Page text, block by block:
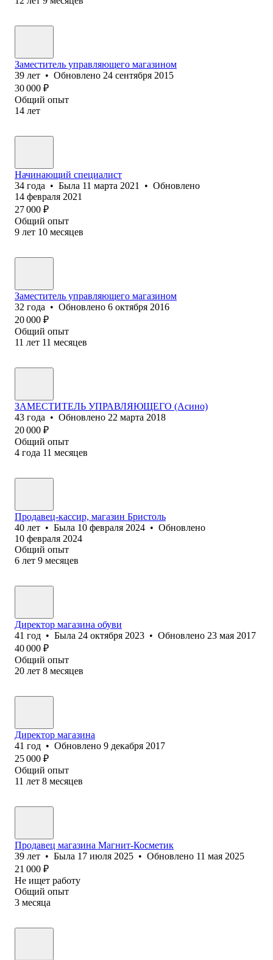
Заместитель управляющего магазином
39 лет • Обновлено 24 сентября 2015
30 000 ₽
Общий опыт
14 лет
Начинающий специалист
34 года • Была 11 марта 2021 • Обновлено
14 февраля 2021
27 000 ₽
Общий опыт
9 лет 10 месяцев
Заместитель управляющего магазином
32 года • Обновлено 6 октября 2016
20 000 ₽
Общий опыт
11 лет 11 месяцев
ЗАМЕСТИТЕЛЬ УПРАВЛЯЮЩЕГО (Асино)
43 года • Обновлено 22 марта 2018
20 000 ₽
Общий опыт
4 года 11 месяцев
Продавец-кассир, магазин Бристоль
40 лет • Была 10 февраля 2024 • Обновлено
10 февраля 2024
Общий опыт
6 лет 9 месяцев
Директор магазина обуви
41 год • Была 24 октября 2023 • Обновлено 23 мая 2017
40 000 ₽
Общий опыт
20 лет 8 месяцев
Директор магазина
41 год • Обновлено 9 декабря 2017
25 000 ₽
Общий опыт
11 лет 8 месяцев
Продавец магазина Магнит-Косметик
39 лет • Была 17 июля 2025 • Обновлено 11 мая 2025
21 000 ₽
Не ищет работу
Общий опыт
3 месяца